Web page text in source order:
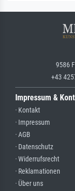
9586
+43
Impressum &
· Kontakt
· Impressum
· AGB
· Datenschutz
· Widerrufsrecht
· Reklamationen
· Über uns